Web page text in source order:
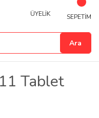
Ara
ÜYELİK SEPETİM
Tablet